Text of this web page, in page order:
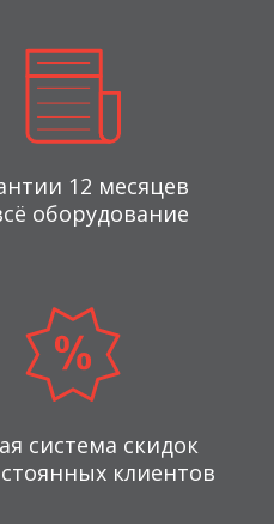
12 месяцев
оборудование
система скидок
клиентов